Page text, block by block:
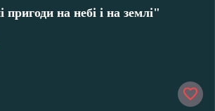
пригоди на небі і на землі"